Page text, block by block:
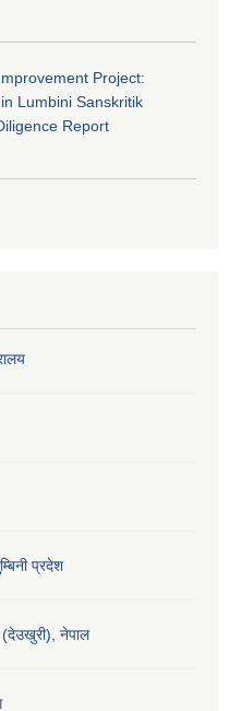
Project:
Lumbini Sanskritik
Report
प्रदेश
(देउखुरी), नेपाल